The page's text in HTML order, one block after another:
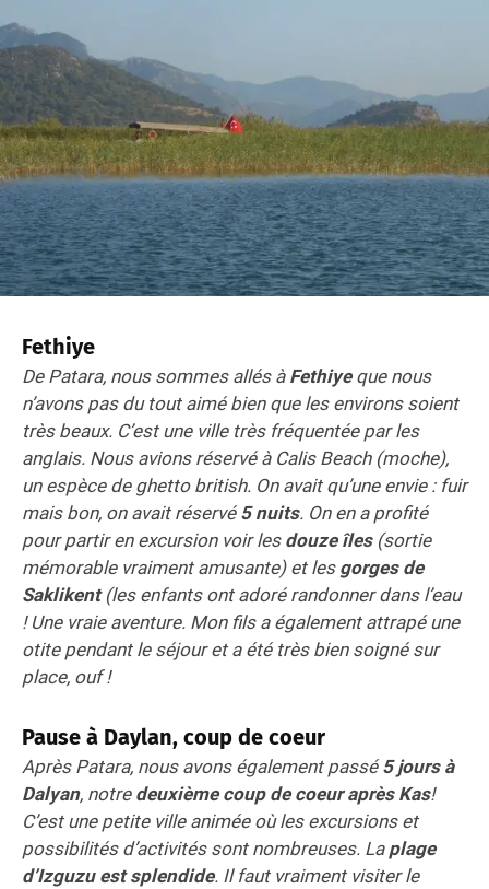
Fethiye
De Patara, nous sommes allés à Fethiyeque nous
n’avons pas du tout aimé bien que les environs soient
très beaux. C’est une ville très fréquentée par les
anglais. Nous avions réservé à Calis Beach (moche),
un espèce de ghetto british. On avait qu’une envie : fuir
mais bon, on avait réservé5 nuits. On en a profité
pour partir en excursion voir les douze îles(sortie
mémorable vraiment amusante) et les gorges de
Saklikent(les enfants ont adoré randonner dans l’eau
! Une vraie aventure. Mon fils a également attrapé une
otite pendant le séjour et a été très bien soigné sur
place, ouf !
Pause à Daylan, coup de coeur
Après Patara, nous avons également passé 5 jours à
Dalyan, notre deuxième coup de coeur après Kas!
C’est une petite ville animée où les excursions et
possibilités d’activités sont nombreuses. La plage
d’Izguzu est splendide. Il faut vraiment visiter le